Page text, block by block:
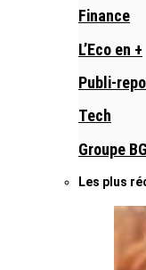
Finance
L’Eco en +
Publi-
Tech
Groupe
Les plus